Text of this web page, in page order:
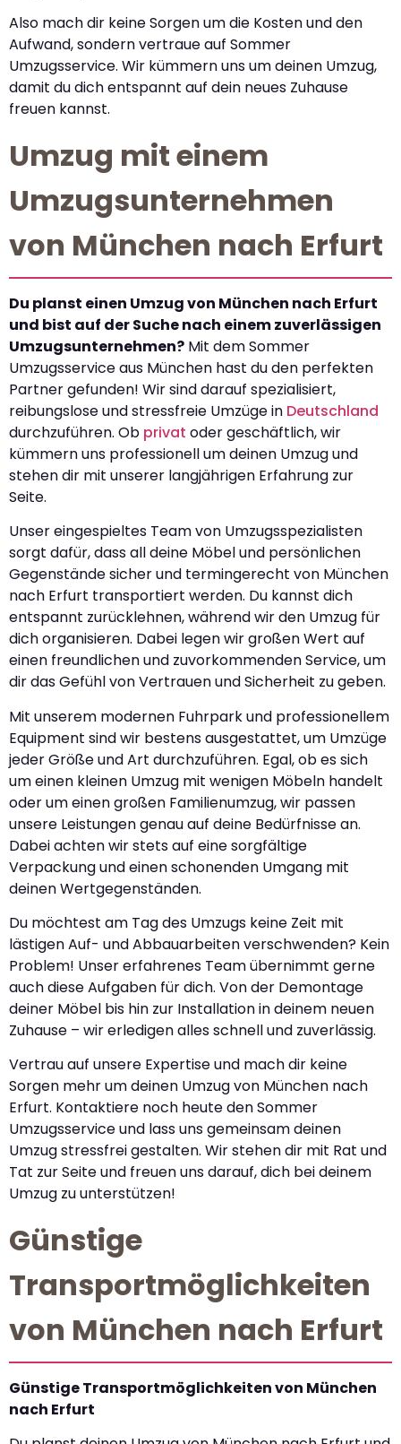
Also mach dir keine Sorgen um die Kosten und den
Aufwand, sondern vertraue auf Sommer
Umzugsservice. Wir kümmern uns um deinen Umzug,
damit du dich entspannt auf dein neues Zuhause
freuen kannst.
Umzug mit einem
Umzugsunternehmen
von München nach Erfurt
Du planst einen Umzug von München nach Erfurt
und bist auf der Suche nach einem zuverlässigen
Umzugsunternehmen? Mit dem Sommer
Umzugsservice aus München hast du den perfekten
Partner gefunden! Wir sind darauf spezialisiert,
reibungslose und stressfreie Umzüge in Deutschland
durchzuführen. Ob privat oder geschäftlich, wir
kümmern uns professionell um deinen Umzug und
stehen dir mit unserer langjährigen Erfahrung zur
Seite.
Unser eingespieltes Team von Umzugsspezialisten
sorgt dafür, dass all deine Möbel und persönlichen
Gegenstände sicher und termingerecht von München
nach Erfurt transportiert werden. Du kannst dich
entspannt zurücklehnen, während wir den Umzug für
dich organisieren. Dabei legen wir großen Wert auf
einen freundlichen und zuvorkommenden Service, um
dir das Gefühl von Vertrauen und Sicherheit zu geben.
Mit unserem modernen Fuhrpark und professionellem
Equipment sind wir bestens ausgestattet, um Umzüge
jeder Größe und Art durchzuführen. Egal, ob es sich
um einen kleinen Umzug mit wenigen Möbeln handelt
oder um einen großen Familienumzug, wir passen
unsere Leistungen genau auf deine Bedürfnisse an.
Dabei achten wir stets auf eine sorgfältige
Verpackung und einen schonenden Umgang mit
deinen Wertgegenständen.
Du möchtest am Tag des Umzugs keine Zeit mit
lästigen Auf- und Abbauarbeiten verschwenden? Kein
Problem! Unser erfahrenes Team übernimmt gerne
auch diese Aufgaben für dich. Von der Demontage
deiner Möbel bis hin zur Installation in deinem neuen
Zuhause – wir erledigen alles schnell und zuverlässig.
Vertrau auf unsere Expertise und mach dir keine
Sorgen mehr um deinen Umzug von München nach
Erfurt. Kontaktiere noch heute den Sommer
Umzugsservice und lass uns gemeinsam deinen
Umzug stressfrei gestalten. Wir stehen dir mit Rat und
Tat zur Seite und freuen uns darauf, dich bei deinem
Umzug zu unterstützen!
Günstige
Transportmöglichkeiten
von München nach Erfurt
Günstige Transportmöglichkeiten von München
nach Erfurt